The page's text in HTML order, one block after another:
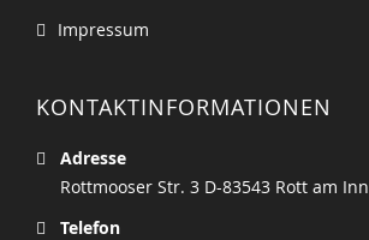
Impressum
KONTAKTINFORMATIONEN
Adresse
Rottmooser Str. 3 D-83543 Rott am Inn
Telefon